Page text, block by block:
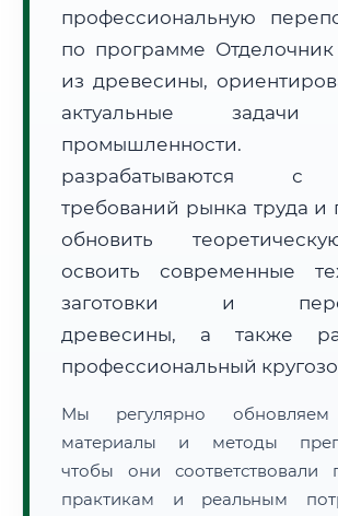
Часовой пояс:
Формат учебы:
Расчет логистики оригиналов:
• Экспресс-доставка СДЭК / Почтой:
3–5 рабочих
📜 Документы и аккредитация
профессиональную
по программе
из древесины,
актуальные задачи
промышленности.
разрабатываются с
требований рынка труда и
обновить
освоить современные
заготовки и
древесины, а также
профессиональный
Мы регулярно обновляем
материалы и методы
чтобы они соответствовали
практикам и реальным